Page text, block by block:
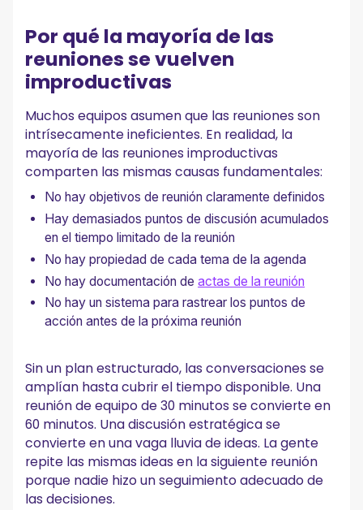
Por qué la mayoría de las
reuniones se vuelven
improductivas
Muchos equipos asumen que las reuniones son
intrísecamente ineficientes. En realidad, la
mayoría de las reuniones improductivas
comparten las mismas causas fundamentales:
No hay objetivos de reunión claramente definidos
Hay demasiados puntos de discusión acumulados
en el tiempo limitado de la reunión
No hay propiedad de cada tema de la agenda
No hay documentación deactas de la reunión
No hay un sistema para rastrear los puntos de
acción antes de la próxima reunión
Sin un plan estructurado, las conversaciones se
amplían hasta cubrir el tiempo disponible. Una
reunión de equipo de 30 minutos se convierte en
60 minutos. Una discusión estratégica se
convierte en una vaga lluvia de ideas. La gente
repite las mismas ideas en la siguiente reunión
porque nadie hizo un seguimiento adecuado de
las decisiones.